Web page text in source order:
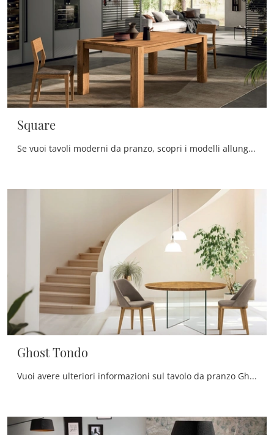
Square
Se vuoi tavoli moderni da pranzo, scopri i modelli allungabili di FGF Mobili: clicca e scopri il modello Square in legno.
Ghost Tondo
Vuoi avere ulteriori informazioni sul tavolo da pranzo Ghost Tondo di FGF Mobili? Clicca e scopri di più sui modelli fissi del brand.